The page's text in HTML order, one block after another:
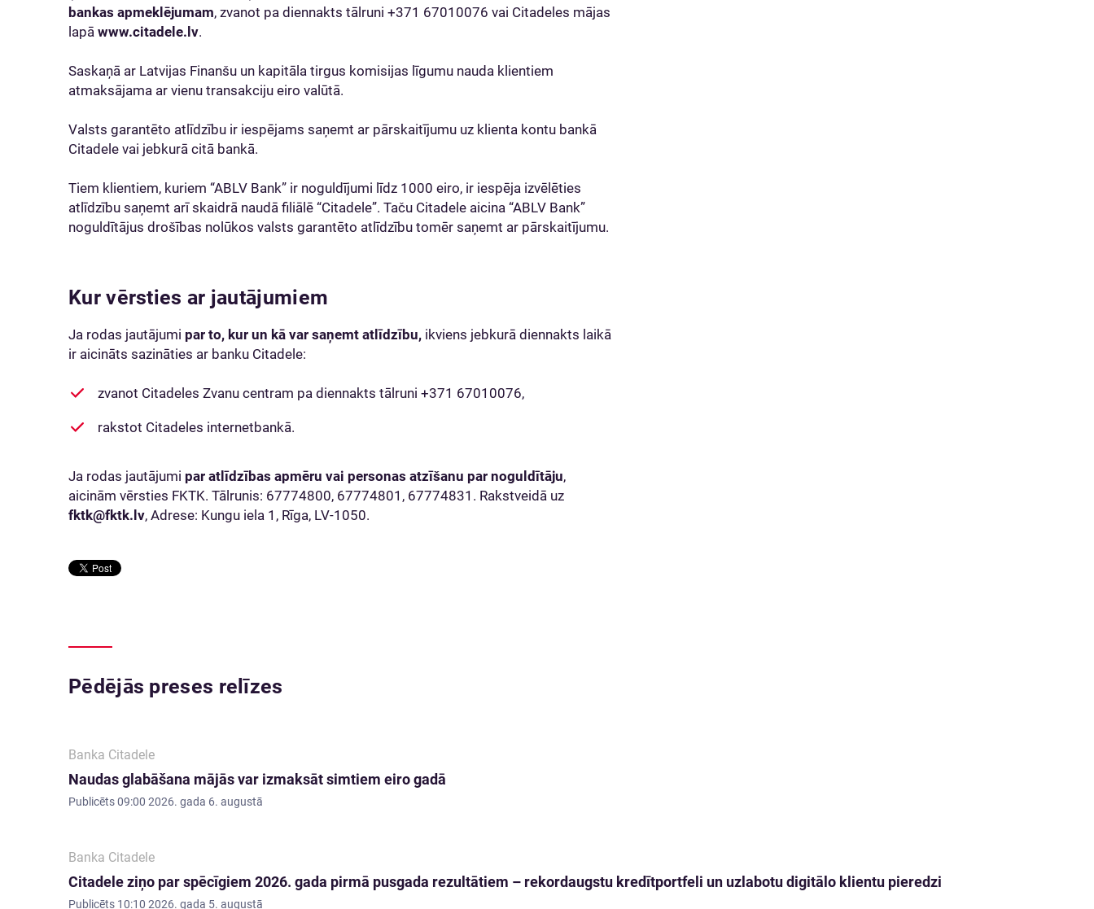
bankas apmeklējumam, zvanot pa diennakts tālruni +371 67010076 vai Citadeles mājas
lapā www.citadele.lv.
Saskaņā ar Latvijas Finanšu un kapitāla tirgus komisijas līgumu nauda klientiem
atmaksājama ar vienu transakciju eiro valūtā.
Valsts garantēto atlīdzību ir iespējams saņemt ar pārskaitījumu uz klienta kontu bankā
Citadele vai jebkurā citā bankā.
Tiem klientiem, kuriem “ABLV Bank” ir noguldījumi līdz 1000 eiro, ir iespēja izvēlēties
atlīdzību saņemt arī skaidrā naudā filiālē “Citadele”. Taču Citadele aicina “ABLV Bank”
noguldītājus drošības nolūkos valsts garantēto atlīdzību tomēr saņemt ar pārskaitījumu.
Kur vērsties ar jautājumiem
Ja rodas jautājumi par to, kur un kā var saņemt atlīdzību, ikviens jebkurā diennakts laikā
ir aicināts sazināties ar banku Citadele:
zvanot Citadeles Zvanu centram pa diennakts tālruni +371 67010076,
rakstot Citadeles internetbankā.
Ja rodas jautājumi par atlīdzības apmēru vai personas atzīšanu par noguldītāju,
aicinām vērsties FKTK. Tālrunis: 67774800, 67774801, 67774831. Rakstveidā uz
fktk@fktk.lv, Adrese: Kungu iela 1, Rīga, LV-1050.
Pēdējās preses relīzes
Banka Citadele
Naudas glabāšana mājās var izmaksāt simtiem eiro gadā
Publicēts09:00 2026. gada 6. augustā
Banka Citadele
Citadele ziņo par spēcīgiem 2026. gada pirmā pusgada rezultātiem – rekordaugstu kredītportfeli un uzlabotu digitālo klientu pieredzi
Publicēts 10:10 2026. gada 5. augustā